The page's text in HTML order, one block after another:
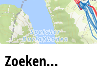
Zoeken…